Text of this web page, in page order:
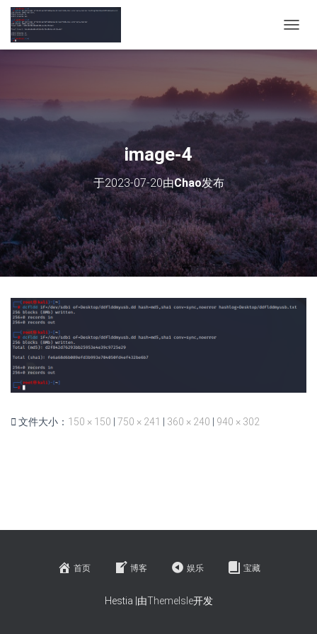
换
image-4
于2023-07-20由Chao发布
文件大小： 150 × 150 750 × 241 360 × 240 940 × 302
首页 博客 娱乐 宝藏
Hestia |由ThemeIsle开发